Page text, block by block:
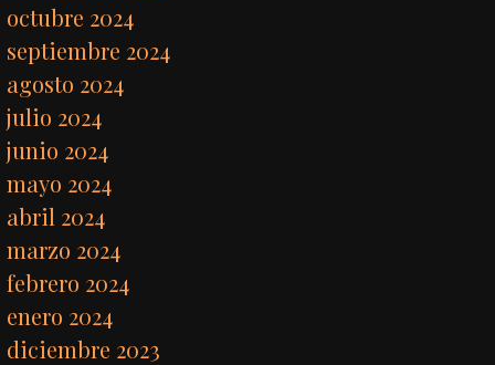
octubre 2024
septiembre 2024
agosto 2024
julio 2024
junio 2024
mayo 2024
abril 2024
marzo 2024
febrero 2024
enero 2024
diciembre 2023